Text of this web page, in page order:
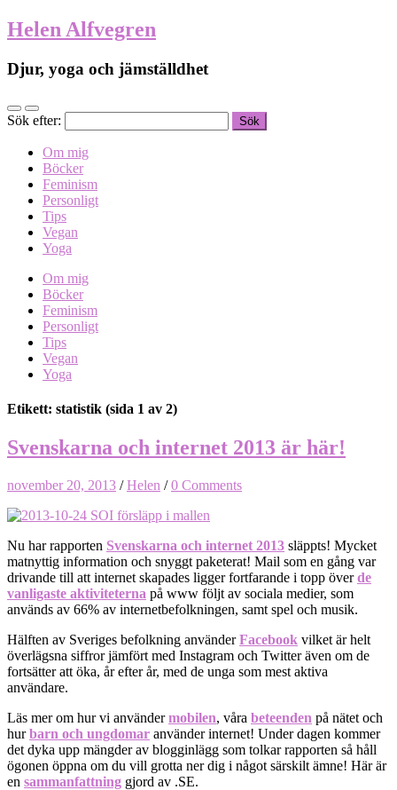
Helen Alfvegren
Djur, yoga och jämställdhet
Sök efter:
Om mig
Böcker
Feminism
Personligt
Tips
Vegan
Yoga
Om mig
Böcker
Feminism
Personligt
Tips
Vegan
Yoga
Etikett: statistik (sida 1 av 2)
Svenskarna och internet 2013 är här!
november 20, 2013 /Helen /0 Comments
Nu har rapporten Svenskarna och internet 2013 släppts! Mycket
matnyttig information och snyggt paketerat! Mail som en gång var
drivande till att internet skapades ligger fortfarande i topp överde
vanligaste aktiviteterna på www följt av sociala medier, som
används av 66% av internetbefolkningen, samt spel och musik.
Hälften av Sveriges befolkning använderFacebook vilket är helt
överlägsna siffror jämfört med Instagram och Twitter även om de
fortsätter att öka, år efter år, med de unga som mest aktiva
användare.
Läs mer om hur vi användermobilen, våra beteenden på nätet och
hurbarn och ungdomar använder internet! Under dagen kommer
det dyka upp mängder av blogginlägg som tolkar rapporten så håll
ögonen öppna om du vill grotta ner dig i något särskilt ämne! Här är
en sammanfattning gjord av .SE.